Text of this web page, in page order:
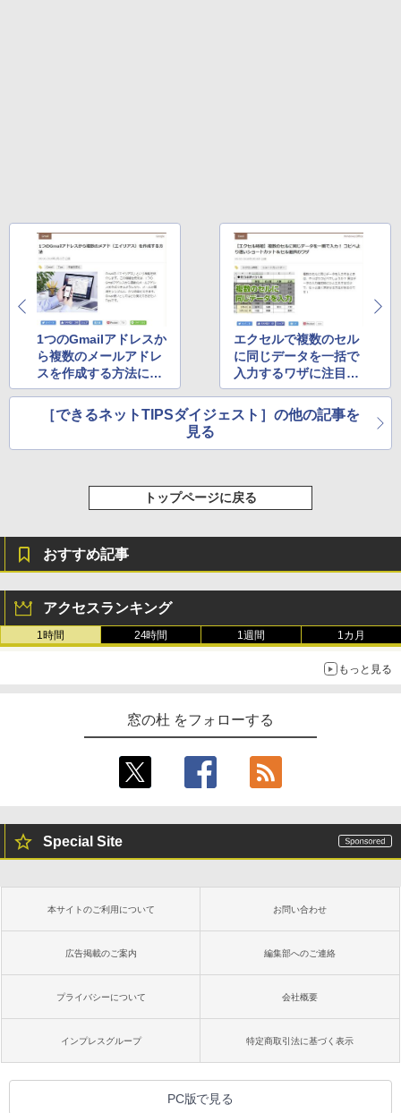
1つのGmailアドレスか
ら複数のメールアドレ
スを作成する方法に注
目（2月第4週）
エクセルで複数のセル
に同じデータを一括で
入力するワザに注目
（3月第2週）
［できるネットTIPSダイジェスト］の他の記事を
見る
トップページに戻る
おすすめ記事
アクセスランキング
1時間 24時間 1週間 1カ月
もっと見る
窓の杜 をフォローする
Special Site
本サイトのご利用について お問い合わせ
広告掲載のご案内 編集部へのご連絡
プライバシーについて 会社概要
インプレスグループ 特定商取引法に基づく表示
PC版で見る